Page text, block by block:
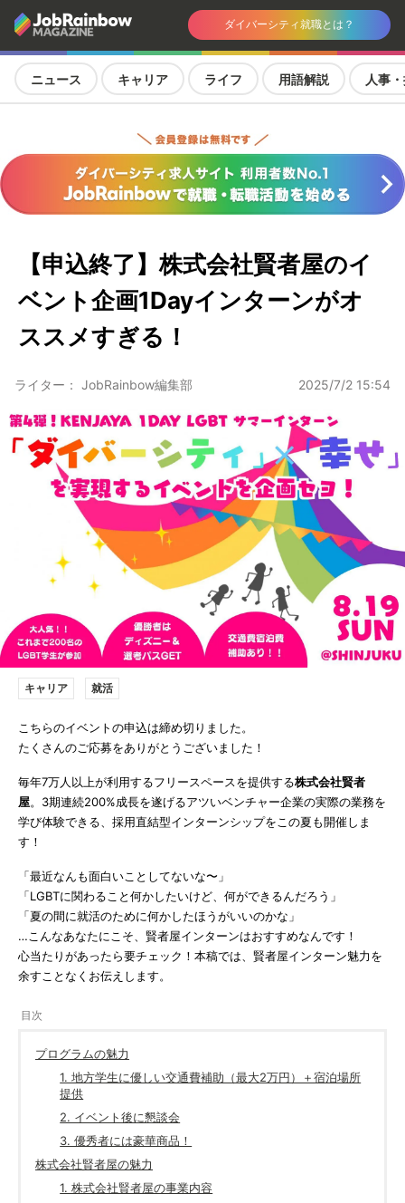
ダイバーシティ就職とは？
ニュース キャリア ライフ 用語解説 人事
【申込終了】株式会社賢者屋のイ
ベント企画1Dayインターンがオ
ススメすぎる！
ライター： JobRainbow編集部 2025/7/2 15:54
キャリア 就活
こちらのイベントの申込は締め切りました。
たくさんのご応募をありがとうございました！
毎年7万人以上が利用するフリースペースを提供する株式会社賢者
屋。3期連続200%成長を遂げるアツいベンチャー企業の実際の業務を
学び体験できる、採用直結型インターンシップをこの夏も開催しま
す！
「最近なんも面白いことしてないな〜」
「LGBTに関わること何かしたいけど、何ができるんだろう」
「夏の間に就活のために何かしたほうがいいのかな」
…こんなあなたにこそ、賢者屋インターンはおすすめなんです！
心当たりがあったら要チェック！本稿では、賢者屋インターン魅力を
余すことなくお伝えします。
プログラムの魅力
1. 地方学生に優しい交通費補助（最大2万円）＋宿泊場所
提供
2. イベント後に懇談会
3. 優秀者には豪華商品！
株式会社賢者屋の魅力
1. 株式会社賢者屋の事業内容